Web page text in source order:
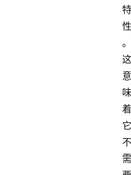
特
性
。
这
意
味
着
它
不
需